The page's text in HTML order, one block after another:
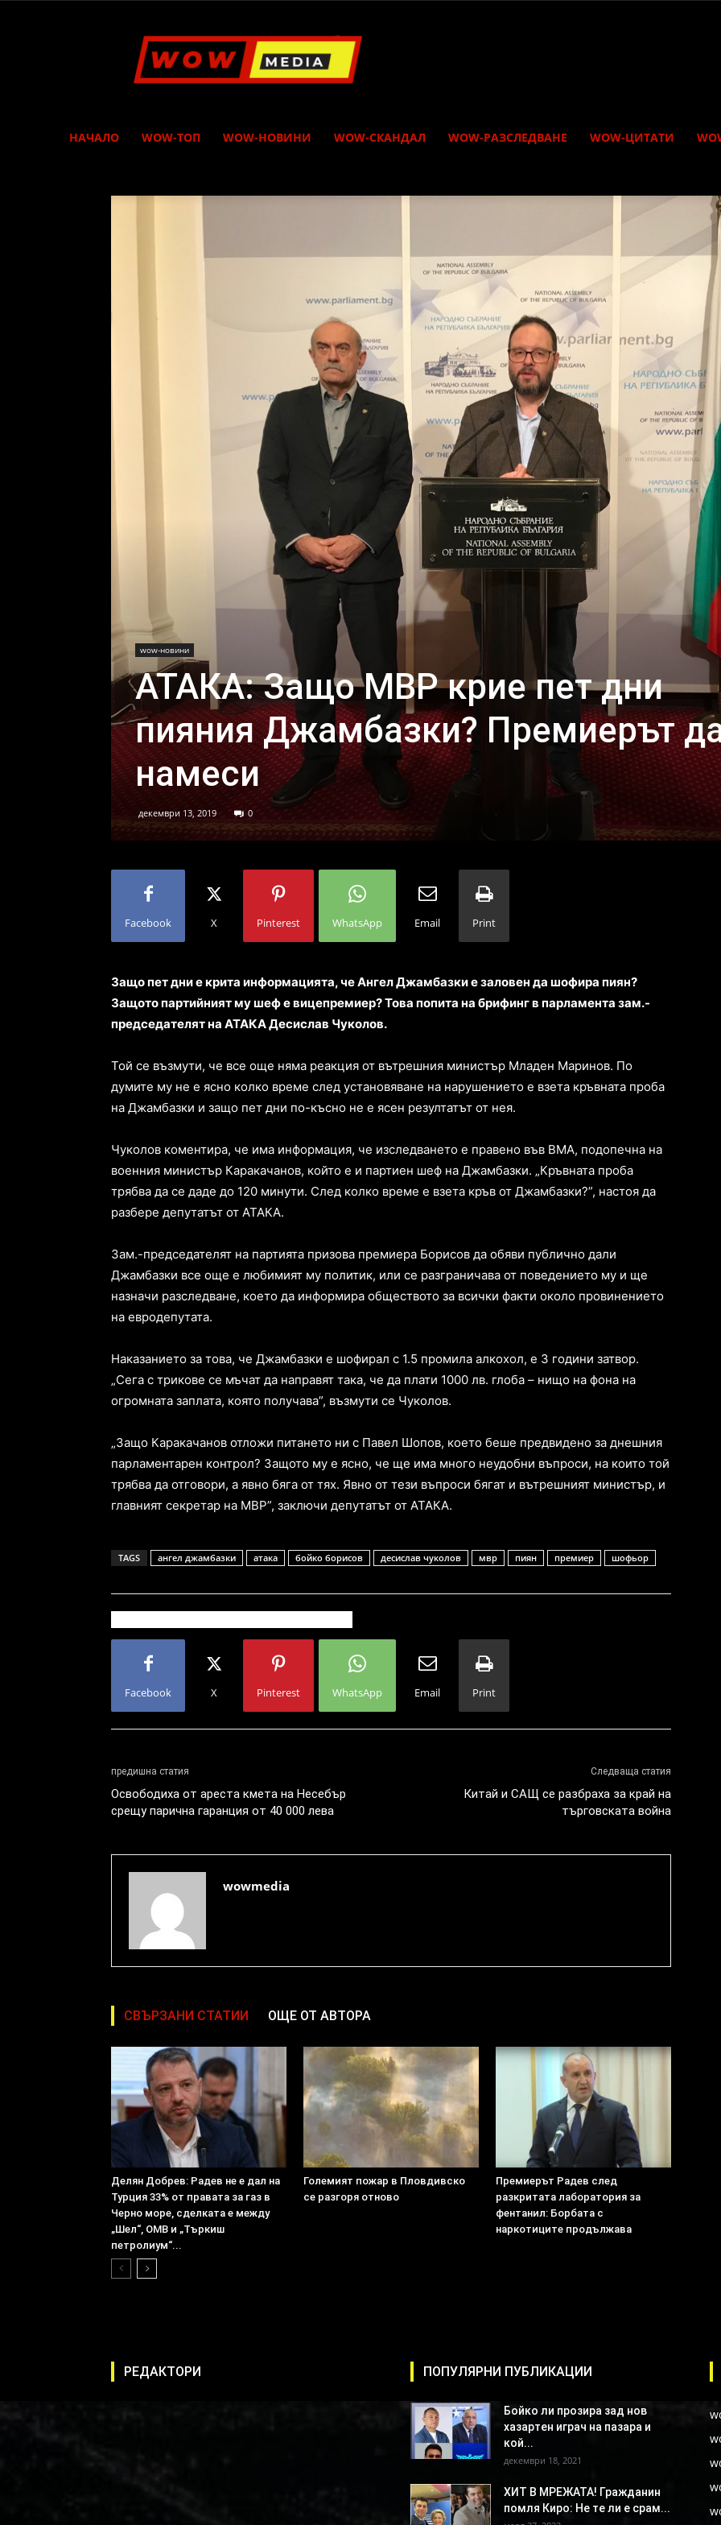
Media
НАЧАЛО WOW-ТОП WOW-НОВИНИ WOW-СКАНДАЛ WOW-РАЗСЛЕДВАНЕ WOW-ЦИТАТИ
wow-новини
АТАКА: Защо МВР крие пет дни
пияния Джамбазки? Премиерът
намеси
декември 13, 2019 0
Facebook X Pinterest WhatsApp Email Print
Защо пет дни е крита информацията, че Ангел Джамбазки е заловен да шофира пиян?
Защото партийният му шеф е вицепремиер? Това попита на брифинг в парламента зам.-
председателят на АТАКА Десислав Чуколов.
Той се възмути, че все още няма реакция от вътрешния министър Младен Маринов. По
думите му не е ясно колко време след установяване на нарушението е взета кръвната проба
на Джамбазки и защо пет дни по-късно не е ясен резултатът от нея.
Чуколов коментира, че има информация, че изследването е правено във ВМА, подопечна на
военния министър Каракачанов, който е и партиен шеф на Джамбазки. „Кръвната проба
трябва да се даде до 120 минути. След колко време е взета кръв от Джамбазки?”, настоя да
разбере депутатът от АТАКА.
Зам.-председателят на партията призова премиера Борисов да обяви публично дали
Джамбазки все още е любимият му политик, или се разграничава от поведението му и ще
назначи разследване, което да информира обществото за всички факти около провинението
на евродепутата.
Наказанието за това, че Джамбазки е шофирал с 1.5 промила алкохол, е 3 години затвор.
„Сега с трикове се мъчат да направят така, че да плати 1000 лв. глоба – нищо на фона на
огромната заплата, която получава”, възмути се Чуколов.
„Защо Каракачанов отложи питането ни с Павел Шопов, което беше предвидено за днешния
парламентарен контрол? Защото му е ясно, че ще има много неудобни въпроси, на които той
трябва да отговори, а явно бяга от тях. Явно от тези въпроси бягат и вътрешният министър, и
главният секретар на МВР”, заключи депутатът от АТАКА.
TAGS ангел джамбазки атака бойко борисов десислав чуколов мвр пиян премиер шофьор
Facebook X Pinterest WhatsApp Email Print
предишна статия
Освободиха от ареста кмета на Несебър
срещу парична гаранция от 40 000 лева
Следваща статия
Китай и САЩ се разбраха за край на
търговската война
wowmedia
СВЪРЗАНИ СТАТИИ ОЩЕ ОТ АВТОРА
Делян Добрев: Радев не е дал на
Турция 33% от правата за газ в
Черно море, сделката е между
„Шел“, ОМВ и „Търкиш
петролиум“...
Големият пожар в Пловдивско
се разгоря отново
Премиерът Радев след
разкритата лаборатория за
фентанил: Борбата с
наркотиците продължава
РЕДАКТОРИ ПОПУЛЯРНИ ПУБЛИКАЦИИ
Бойко ли прозира зад нов
хазартен играч на пазара и
кой...
декември 18, 2021
ХИТ В МРЕЖАТА! Гражданин
помля Киро: Не те ли е срам...